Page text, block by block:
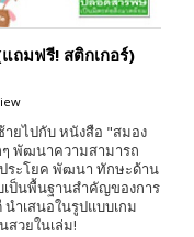
ถมฟรี! สติกเกอร์)
ยไปกับ หนังสือ "สมอง
พัฒนาความสามารถ
ระโยค พัฒนา ทักษะด้าน
ป็นพื้นฐานสำคัญของการ
ำเสนอในรูปแบบเกม
วยในเล่ม!